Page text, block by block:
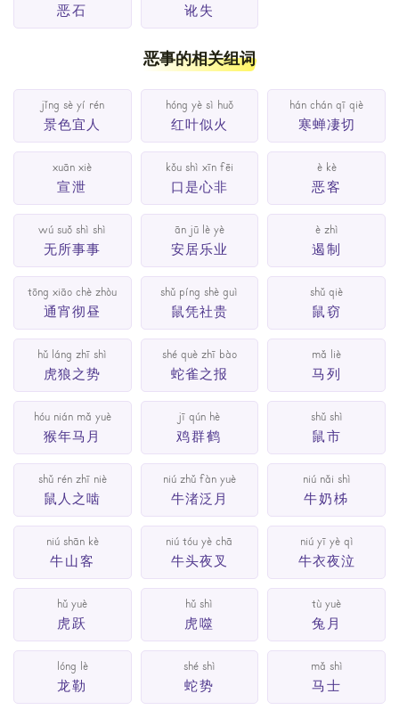
恶石 讹失
恶事的相关组词
jǐng sè yí rén
景色宜人
hóng yè sì huǒ
红叶似火
hán chán qī qiè
寒蝉凄切
xuān xiè
宣泄
kǒu shì xīn fēi
口是心非
è kè
恶客
wú suǒ shì shì
无所事事
ān jū lè yè
安居乐业
è zhì
遏制
tōng xiāo chè zhòu
通宵彻昼
shǔ píng shè guì
鼠凭社贵
shǔ qiè
鼠窃
hǔ láng zhī shì
虎狼之势
shé què zhī bào
蛇雀之报
mǎ liè
马列
hóu nián mǎ yuè
猴年马月
jī qún hè
鸡群鹤
shǔ shì
鼠市
shǔ rén zhī niè
鼠人之啮
niú zhǔ fàn yuè
牛渚泛月
niú nǎi shì
牛奶柹
niú shān kè
牛山客
niú tóu yè chā
牛头夜叉
niú yī yè qì
牛衣夜泣
hǔ yuè
虎跃
hǔ shì
虎噬
tù yuè
兔月
lóng lè
龙勒
shé shì
蛇势
mǎ shì
马士